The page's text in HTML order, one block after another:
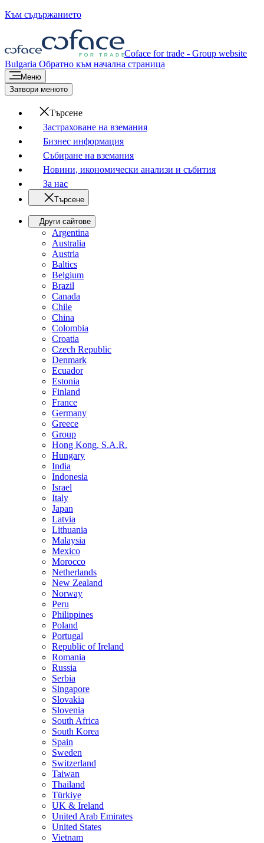
Към съдържанието
Coface for trade - Group website
Bulgaria Обратно към начална страница
Меню
Затвори менюто
Търсене
Застраховане на вземания
Бизнес информация
Събиране на вземания
Новини, икономически анализи и събития
За нас
Търсене
Други сайтове
Argentina
Australia
Austria
Baltics
Belgium
Brazil
Canada
Chile
China
Colombia
Croatia
Czech Republic
Denmark
Ecuador
Estonia
Finland
France
Germany
Greece
Group
Hong Kong, S.A.R.
Hungary
India
Indonesia
Israel
Italy
Japan
Latvia
Lithuania
Malaysia
Mexico
Morocco
Netherlands
New Zealand
Norway
Peru
Philippines
Poland
Portugal
Republic of Ireland
Romania
Russia
Serbia
Singapore
Slovakia
Slovenia
South Africa
South Korea
Spain
Sweden
Switzerland
Taiwan
Thailand
Türkiye
UK & Ireland
United Arab Emirates
United States
Vietnam